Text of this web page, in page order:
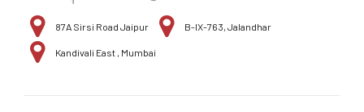
87A Sirsi Road Jaipur B-IX-763, Jalandhar
Kandivali East , Mumbai